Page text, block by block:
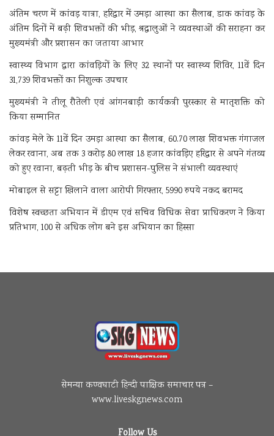
अंतिम चरण में कांवड़ यात्रा, हरिद्वार में उमड़ा आस्था का सैलाब, डाक कांवड़ के
अंतिम दिनों में बढ़ी शिवभक्तों की भीड़, श्रद्धालुओं ने व्यवस्थाओं की सराहना कर
मुख्यमंत्री और प्रशासन का जताया आभार
स्वास्थ्य विभाग द्वारा कांवड़ियों के लिए 32 स्थानों पर स्वास्थ्य शिविर, 11वें दिन
31,739 शिवभक्तों का निशुल्क उपचार
मुख्यमंत्री ने तीलू रौतेली एवं आंगनबाड़ी कार्यकत्री पुरस्कार से मातृशक्ति को
किया सम्मानित
कांवड़ मेले के 11वें दिन उमड़ा आस्था का सैलाब, 60.70 लाख शिवभक्त गंगाजल
लेकर रवाना, अब तक 3 करोड़ 80 लाख 18 हजार कांवड़िए हरिद्वार से अपने गंतव्य
को हुए रवाना, बढ़ती भीड़ के बीच प्रशासन-पुलिस ने संभाली व्यवस्थाएं
मोबाइल से सट्टा खिलाने वाला आरोपी गिरफ्तार, 5990 रुपये नकद बरामद
विशेष स्वच्छता अभियान में डीएम एवं सचिव विधिक सेवा प्राधिकरण ने किया
प्रतिभाग, 100 से अधिक लोग बने इस अभियान का हिस्सा
सेमन्या कण्वघाटी हिन्दी पाक्षिक समाचार पत्र –
www.liveskgnews.com